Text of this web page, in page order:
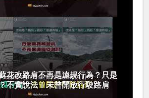
花改路肩不再是違規行為？只是
不實說法！未曾開放行駛路肩